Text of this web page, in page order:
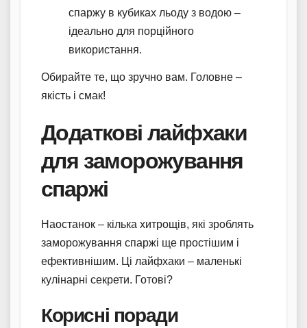
спаржу в кубиках льоду з водою –
ідеально для порційного
використання.
Обирайте те, що зручно вам. Головне –
якість і смак!
Додаткові лайфхаки
для заморожування
спаржі
Наостанок – кілька хитрощів, які зроблять
заморожування спаржі ще простішим і
ефективнішим. Ці лайфхаки – маленькі
кулінарні секрети. Готові?
Корисні поради